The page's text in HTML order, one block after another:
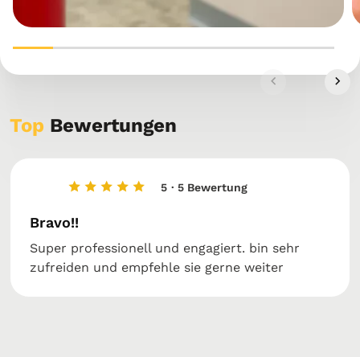
Top Bewertungen
5 · 5 Bewertung
Bravo!!
Super professionell und engagiert. bin sehr
zufreiden und empfehle sie gerne weiter